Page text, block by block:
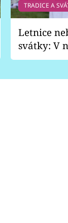
TRADICE A
Letnice
svátky: V
pondělí